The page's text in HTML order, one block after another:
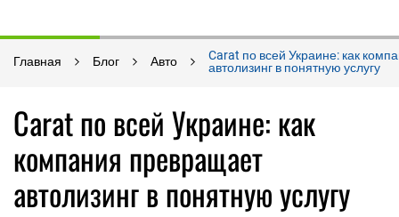
Главная Блог Авто
Carat по всей Украине: как
автолизинг в понятную услугу
Carat по всей Украине: как
компания превращает
автолизинг в понятную услугу